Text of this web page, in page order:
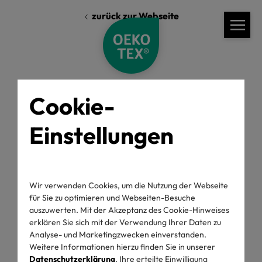
Cookie-
Einstellungen
Wir verwenden Cookies, um die Nutzung der Webseite
für Sie zu optimieren und Webseiten-Besuche
auszuwerten. Mit der Akzeptanz des Cookie-Hinweises
erklären Sie sich mit der Verwendung Ihrer Daten zu
Analyse- und Marketingzwecken einverstanden.
Weitere Informationen hierzu finden Sie in unserer
Datenschutzerklärung. Ihre erteilte Einwilligung
zurück zur Webseite
Standards Labelling Guide
Generelle Regeln
Labelling Guide